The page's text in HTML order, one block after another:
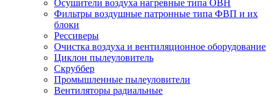
Осушители воздуха нагревные типа ОВН
Фильтры воздушные патронные типа ФВП и их
блоки
Рессиверы
Очистка воздуха и вентиляционное оборудование
Циклон пылеуловитель
Скруббер
Промышленные пылеуловители
Вентиляторы радиальные